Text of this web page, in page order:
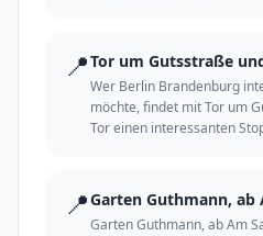
📍Tor um Gutsstraße
Wer Berlin Brandenburg
möchte, findet mit Tor um
Tor einen interessanten
📍Garten Guthmann, ab
Garten Guthmann, ab Am